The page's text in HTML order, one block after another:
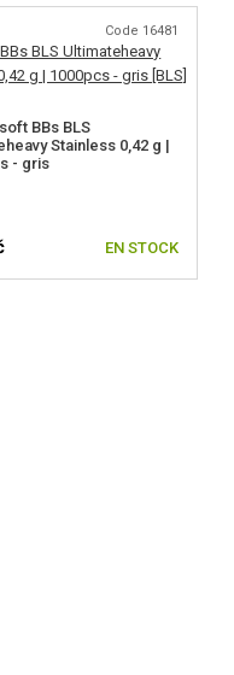
Code 16481
BBs BLS
Stainless 0,42 g |
- gris
EN STOCK